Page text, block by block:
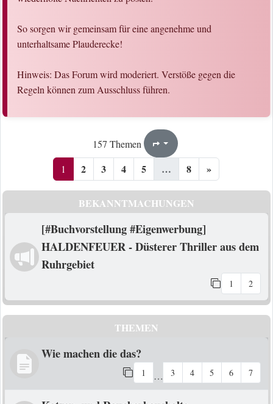
So sorgen wir gemeinsam für eine angenehme und
unterhaltsame Plauderecke!
Hinweis: Das Forum wird moderiert. Verstöße gegen die
Regeln können zum Ausschluss führen.
157 Themen Seite1
1 2 3 4 5 … 8 »
BEKANNTMACHUNGEN
[#Buchvorstellung #Eigenwerbung]
HALDENFEUER - Düsterer Thriller aus dem
Ruhrgebiet
1 2
THEMEN
Wie machen die das?
1 … 3 4 5 6 7